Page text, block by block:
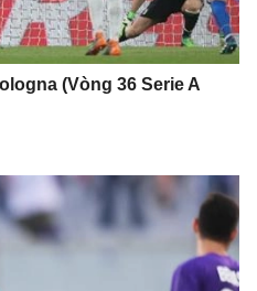
(Vòng 36 Serie A